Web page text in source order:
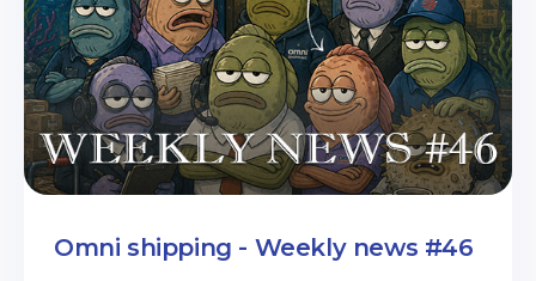
Omni shipping - Weekly news #46